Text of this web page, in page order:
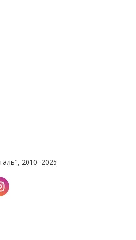
2010–2026